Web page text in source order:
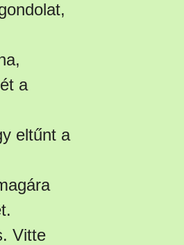
a
eltűnt a
Vitte